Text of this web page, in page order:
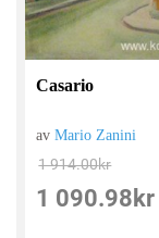
Casario
avMario Zanini
1 914.00kr
1 090.98 kr